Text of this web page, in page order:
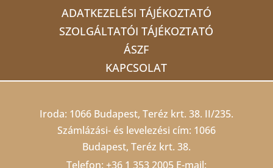
ADATKEZELÉSI TÁJÉKOZTATÓ
SZOLGÁLTATÓI TÁJÉKOZTATÓ
ÁSZF
KAPCSOLAT
Iroda: 1066 Budapest, Teréz krt. 38. II/235.
Számlázási- és levelezési cím: 1066
Budapest, Teréz krt. 38.
Telefon: +36 1 353 2005 E-mail: